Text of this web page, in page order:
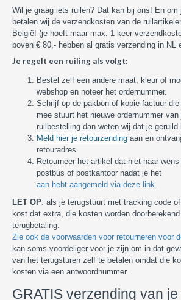
Wil je graag iets ruilen? Dat kan bij ons! En om
betalen wij de verzendkosten van de
België! (je hoeft maar max. 1 keer
boven € 80,- hebben al gratis verzending in NL
Je regelt een ruiling als volgt:
Bestel zelf een andere maat, kleur of
webshop en noteer het ordernummer.
Schrijf op de pakbon of kopie factuur
mee stuurt het nieuwe ordernummer van
ruilbestelling dan weten wij dat je geruild
Meld hier je retourzending aan en
retouradres.
Retourneer het artikel dat niet naar
postbus of postkantoor nadat je het
aan hebt aangemeld via deze link.
LET OP: als je terugstuurt met tracking code
kost dat extra, die kosten worden
terugbetaling.
Zie ook de voorwaarden voor retourneren voor
kan soms voordeliger voor je zijn om in dat
van het terugsturen zelf te betalen omdat die
kosten via een antwoordnummer.
GRATIS verzending van je